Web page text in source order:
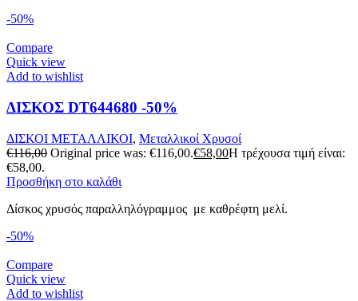
-50%
Compare
Quick view
Add to wishlist
ΔΙΣΚΟΣ DT644680 -50%
ΔΙΣΚΟΙ ΜΕΤΑΛΛΙΚΟΙ, Μεταλλικοί Χρυσοί
€116,00 Original price was: €116,00.€58,00Η τρέχουσα τιμή είναι:
€58,00.
Προσθήκη στο καλάθι
Δίσκος χρυσός παραλληλόγραμμος με καθρέφτη μελί.
-50%
Compare
Quick view
Add to wishlist